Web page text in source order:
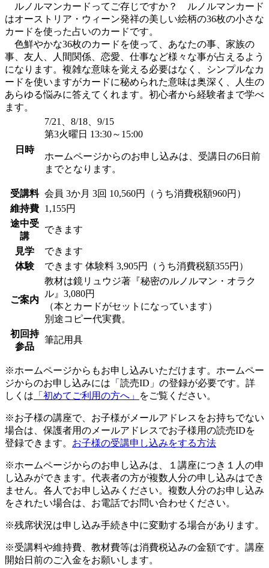
ルノルマンカードってご存じですか？ ルノルマンカード
はオーストリア・ウィーン発祥の美しい絵柄の36枚の小さな
カードを使った占いのカードです。
色鮮やかな36枚のカードを使って、あなたの事、家族の
事、友人、人間関係、恋愛、仕事など様々な事が占えるよう
になります。複雑な意味を覚える必要はなく、シンプルなカ
ードを使いますがカードに秘められた意味は奥深く、人生の
あらゆる悩みに答えてくれます。初心者から経験者まで学べ
ます。
日時
7/21、8/18、9/15
第3火曜日 13:30～15:00
ホームページからのお申し込みは、受講日の6日前
までとなります。
受講料 会員 3か月 3回 10,560円（うち消費税額960円）
維持費
1,155円
途中受
講
できます
見学
できます
体験
できます 体験料 3,905円（うち消費税額355円）
ご案内
教材は鏡リュウジ著『秘密のルノルマン・オラク
ル』3,080円
（本とカードがセットになっています）
別途コピー代実費。
初回持
参品
筆記用具
※ホームページからもお申し込みいただけます。ホームペー
ジからのお申し込みには「読売ID」の登録が必要です。詳
しくは 「初めてご利用の方へ」 をご覧ください。
※お子様の講座で、お子様がメールアドレスをお持ちでない
場合は、保護者用のメールアドレスでお子様用の読売IDを
登録できます。 お子様の受講申し込みをする方法
※ホームページからのお申し込みは、１講座につき１人の申
し込みができます。代表者の方が複数人分の申し込みはでき
ません。各人でお申し込みください。複数人分のお申し込み
をされたい場合は、お電話でお問い合わせください。
※残席状況は申し込み手続き中に変動する場合があります。
※受講料や維持費、教材費等は消費税込みの金額です。講座
開始日前のご入金をお願いします。